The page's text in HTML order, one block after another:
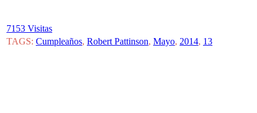
7153 Visitas
TAGS: Cumpleaños, Robert Pattinson, Mayo, 2014, 13